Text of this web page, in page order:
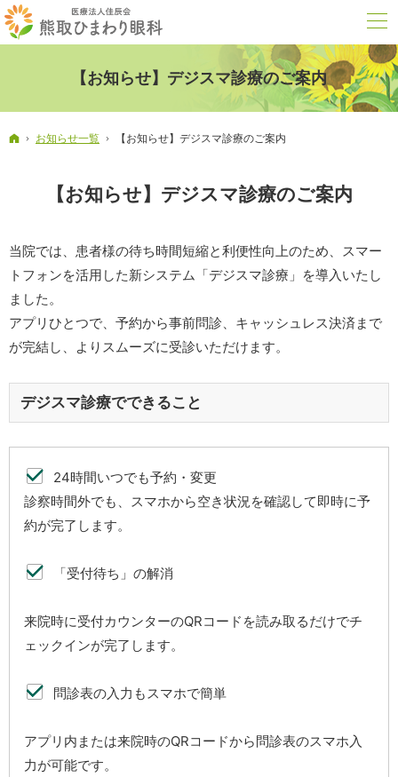
【お知らせ】デジスマ診療のご案内
ホーム
お知らせ一覧 【お知らせ】デジスマ診療のご案内
【お知らせ】デジスマ診療のご案内
当院では、患者様の待ち時間短縮と利便性向上のため、スマー
トフォンを活用した新システム「デジスマ診療」を導入いたし
ました。
アプリひとつで、予約から事前問診、キャッシュレス決済まで
が完結し、よりスムーズに受診いただけます。
デジスマ診療でできること
24時間いつでも予約・変更
診察時間外でも、スマホから空き状況を確認して即時に予
約が完了します。
「受付待ち」の解消
来院時に受付カウンターのQRコードを読み取るだけでチ
ェックインが完了します。
問診表の入力もスマホで簡単
アプリ内または来院時のQRコードから問診表のスマホ入
力が可能です。